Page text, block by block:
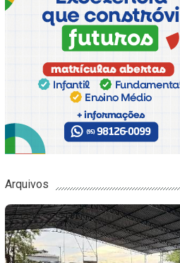
Arquivos